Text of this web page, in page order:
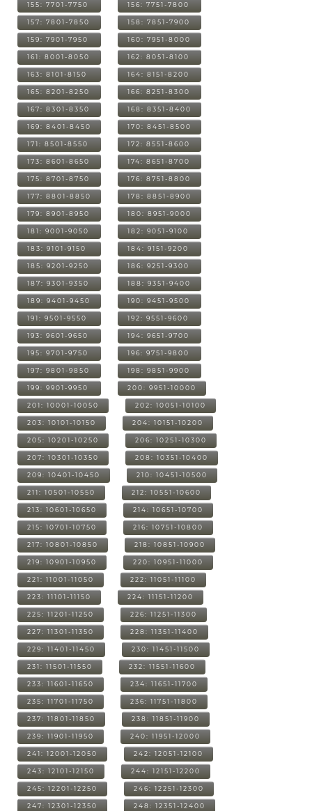
155: 7701-7750 156: 7751-7800
157: 7801-7850 158: 7851-7900
159: 7901-7950 160: 7951-8000
161: 8001-8050 162: 8051-8100
163: 8101-8150 164: 8151-8200
165: 8201-8250 166: 8251-8300
167: 8301-8350 168: 8351-8400
169: 8401-8450 170: 8451-8500
171: 8501-8550 172: 8551-8600
173: 8601-8650 174: 8651-8700
175: 8701-8750 176: 8751-8800
177: 8801-8850 178: 8851-8900
179: 8901-8950 180: 8951-9000
181: 9001-9050 182: 9051-9100
183: 9101-9150 184: 9151-9200
185: 9201-9250 186: 9251-9300
187: 9301-9350 188: 9351-9400
189: 9401-9450 190: 9451-9500
191: 9501-9550 192: 9551-9600
193: 9601-9650 194: 9651-9700
195: 9701-9750 196: 9751-9800
197: 9801-9850 198: 9851-9900
199: 9901-9950 200: 9951-10000
201: 10001-10050 202: 10051-10100
203: 10101-10150 204: 10151-10200
205: 10201-10250 206: 10251-10300
207: 10301-10350 208: 10351-10400
209: 10401-10450 210: 10451-10500
211: 10501-10550 212: 10551-10600
213: 10601-10650 214: 10651-10700
215: 10701-10750 216: 10751-10800
217: 10801-10850 218: 10851-10900
219: 10901-10950 220: 10951-11000
221: 11001-11050 222: 11051-11100
223: 11101-11150 224: 11151-11200
225: 11201-11250 226: 11251-11300
227: 11301-11350 228: 11351-11400
229: 11401-11450 230: 11451-11500
231: 11501-11550 232: 11551-11600
233: 11601-11650 234: 11651-11700
235: 11701-11750 236: 11751-11800
237: 11801-11850 238: 11851-11900
239: 11901-11950 240: 11951-12000
241: 12001-12050 242: 12051-12100
243: 12101-12150 244: 12151-12200
245: 12201-12250 246: 12251-12300
247: 12301-12350 248: 12351-12400